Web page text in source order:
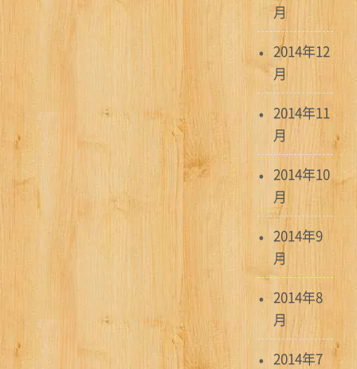
月
2014年12
月
2014年11
月
2014年10
月
2014年9
月
2014年8
月
2014年7